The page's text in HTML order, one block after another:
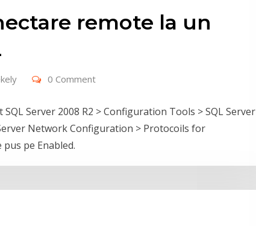
remote la un
0 Comment
Server 2008 R2 > Configuration Tools > SQL Server
Network Configuration > Protocoils for
pus pe Enabled.